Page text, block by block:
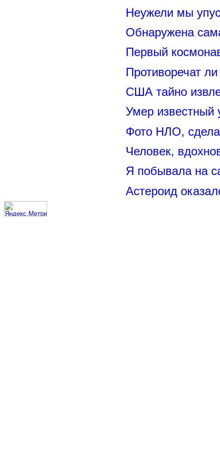
Неужели мы
Обнаружена
Первый
Противоречат
США тайно
Умер
Фото НЛО,
Человек,
Я побывала на
Астероид